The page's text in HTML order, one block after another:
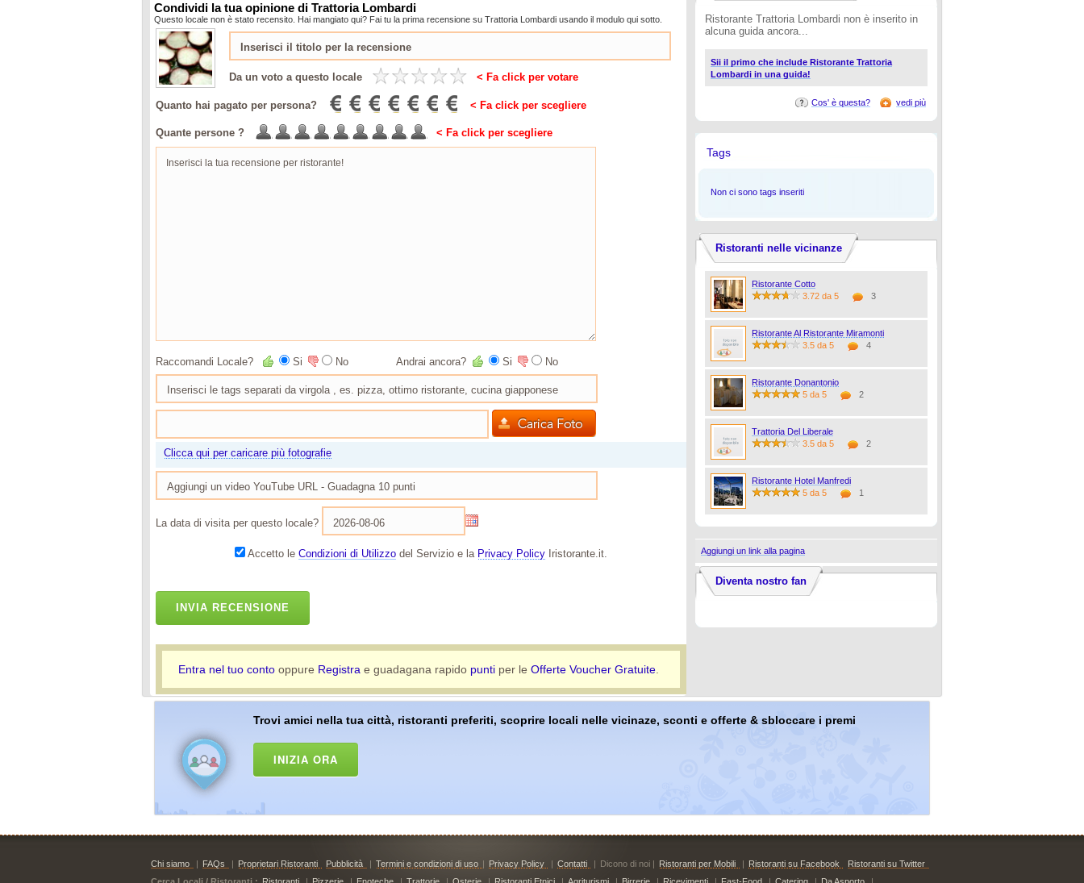
Condividi la tua opinione di Trattoria Lombardi
Questo locale non è stato recensito. Hai mangiato qui? Fai tu la prima recensione su Trattoria Lombardi usando il modulo qui sotto.
Da un voto a questo locale < Fa click per votare
Quanto hai pagato per persona? < Fa click per scegliere
Quante persone ? < Fa click per scegliere
Raccomandi Locale? Si No Andrai ancora? Si No
Clicca qui per caricare più fotografie
La data di visita per questo locale?
Accetto le Condizioni di Utilizzodel Servizio e la Privacy PolicyIristorante.it.
INVIA RECENSIONE
Entra nel tuo contooppure Registra e guadagana rapido puntiper le Offerte Voucher Gratuite.
Ristorante Trattoria Lombardi non è inserito in
alcuna guida ancora...
Sii il primo che include Ristorante Trattoria
Lombardi in una guida!
Cos' è questa? vedi più
Tags
Non ci sono tags inseriti
Ristoranti nelle vicinanze
Ristorante Cotto
3.72 da 5
3
Ristorante Al Ristorante Miramonti
3.5 da 5
4
Ristorante Donantonio
5 da 5
2
Trattoria Del Liberale
3.5 da 5
2
Ristorante Hotel Manfredi
5 da 5
1
Aggiungi un link alla pagina
Diventa nostro fan
Trovi amici nella tua città, ristoranti preferiti, scoprire locali nelle vicinaze, sconti e offerte & sbloccare i premi
INIZIA ORA
Chi siamo | FAQs | Proprietari Ristoranti Pubblicità | Termini e condizioni di uso | Privacy Policy | Contatti | Dicono di noi | Ristoranti per Mobili | Ristoranti su Facebook
Ristoranti su Twitter